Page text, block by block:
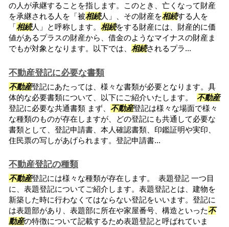
の人が承継することを指します。このとき、亡くなって財産
を承継される人を「被相続人」、その財産を相続する人を
「相続人」と呼称します。 相続をする財産には、財産的に価
値があるプラスの財産から、借金のようなマイナスの財産ま
でもが対象となります。以下では、 相続されるプラ...
不動産登記に必要な書類
不動産登記にあたっては、様々な書類が必要となります。具
体的な必要書類について、以下にご紹介いたします。 不動産
登記に必要な共通書類 まず、 不動産登記は様々な場面で様々
な種類のものが存在しますが、どの登記にも共通して必要な
書類として、登記申請書、本人確認書類、印鑑証明や実印、
住民票の写しがあげられます。登記申請書...
不動産登記の種類
不動産登記には様々な種類が存在します。 表題登記 一つ目
に、表題登記についてご紹介します。表題登記とは、建物を
新築した時に行わなくてはならない登記をいいます。登記に
は表題部があり、表題部に所在や家屋番号、構造といった不
動産の特徴について記載するため表題登記と呼ばれていま